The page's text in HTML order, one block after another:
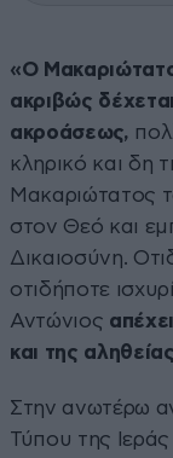
«Ο
ακριβώς
ακροάσεως,
κληρικό και δη
Μακαριώτατος
στον Θεό και
Δικαιοσύνη.
οτιδήποτε
Αντώνιος
και της
Στην ανωτέρω
Τύπου της